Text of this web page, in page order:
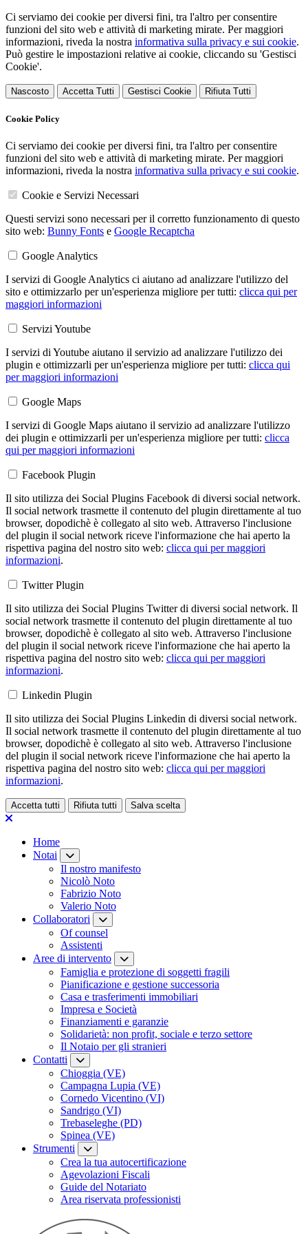
Ci serviamo dei cookie per diversi fini, tra l'altro per consentire
funzioni del sito web e attività di marketing mirate. Per maggiori
informazioni, riveda la nostra informativa sulla privacy e sui cookie.
Può gestire le impostazioni relative ai cookie, cliccando su 'Gestisci
Cookie'.
Nascosto Accetta Tutti Gestisci Cookie Rifiuta Tutti
Cookie Policy
Ci serviamo dei cookie per diversi fini, tra l'altro per consentire
funzioni del sito web e attività di marketing mirate. Per maggiori
informazioni, riveda la nostra informativa sulla privacy e sui cookie.
Cookie e Servizi Necessari
Questi servizi sono necessari per il corretto funzionamento di questo
sito web: Bunny Fonts e Google Recaptcha
Google Analytics
I servizi di Google Analytics ci aiutano ad analizzare l'utilizzo del
sito e ottimizzarlo per un'esperienza migliore per tutti: clicca qui per
maggiori informazioni
Servizi Youtube
I servizi di Youtube aiutano il servizio ad analizzare l'utilizzo dei
plugin e ottimizzarli per un'esperienza migliore per tutti: clicca qui
per maggiori informazioni
Google Maps
I servizi di Google Maps aiutano il servizio ad analizzare l'utilizzo
dei plugin e ottimizzarli per un'esperienza migliore per tutti: clicca
qui per maggiori informazioni
Facebook Plugin
Il sito utilizza dei Social Plugins Facebook di diversi social network.
Il social network trasmette il contenuto del plugin direttamente al tuo
browser, dopodichè è collegato al sito web. Attraverso l'inclusione
del plugin il social network riceve l'informazione che hai aperto la
rispettiva pagina del nostro sito web: clicca qui per maggiori
informazioni.
Twitter Plugin
Il sito utilizza dei Social Plugins Twitter di diversi social network. Il
social network trasmette il contenuto del plugin direttamente al tuo
browser, dopodichè è collegato al sito web. Attraverso l'inclusione
del plugin il social network riceve l'informazione che hai aperto la
rispettiva pagina del nostro sito web: clicca qui per maggiori
informazioni.
Linkedin Plugin
Il sito utilizza dei Social Plugins Linkedin di diversi social network.
Il social network trasmette il contenuto del plugin direttamente al tuo
browser, dopodichè è collegato al sito web. Attraverso l'inclusione
del plugin il social network riceve l'informazione che hai aperto la
rispettiva pagina del nostro sito web: clicca qui per maggiori
informazioni.
Accetta tutti Rifiuta tutti Salva scelta
Loading...
Home
Notai
Il nostro manifesto
Nicolò Noto
Fabrizio Noto
Valerio Noto
Collaboratori
Of counsel
Assistenti
Aree di intervento
Famiglia e protezione di soggetti fragili
Pianificazione e gestione successoria
Casa e trasferimenti immobiliari
Impresa e Società
Finanziamenti e garanzie
Solidarietà: non profit, sociale e terzo settore
Il Notaio per gli stranieri
Contatti
Chioggia (VE)
Campagna Lupia (VE)
Cornedo Vicentino (VI)
Sandrigo (VI)
Trebaseleghe (PD)
Spinea (VE)
Strumenti
Crea la tua autocertificazione
Agevolazioni Fiscali
Guide del Notariato
Area riservata professionisti